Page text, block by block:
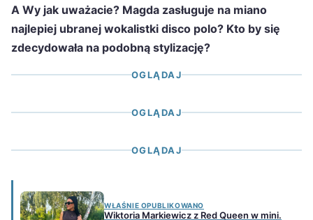
A Wy jak uważacie? Magda zasługuje na miano
najlepiej ubranej wokalistki disco polo? Kto by się
zdecydowała na podobną stylizację?
OGLĄDAJ
OGLĄDAJ
OGLĄDAJ
WŁAŚNIE OPUBLIKOWANO
Wiktoria Markiewicz z Red Queen w mini.